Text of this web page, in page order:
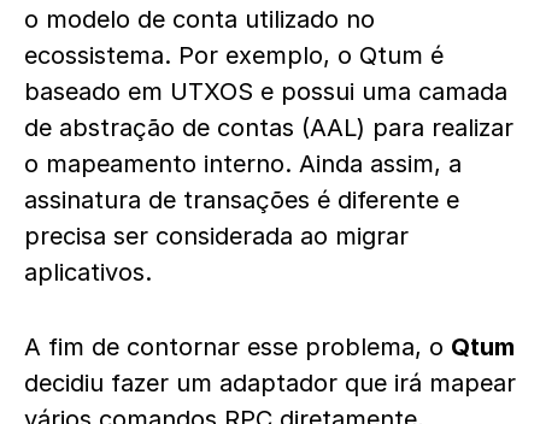
o modelo de conta utilizado no
ecossistema. Por exemplo, o Qtum é
baseado em UTXOS e possui uma camada
de abstração de contas (AAL) para realizar
o mapeamento interno. Ainda assim, a
assinatura de transações é diferente e
precisa ser considerada ao migrar
aplicativos.
A fim de contornar esse problema, o Qtum
decidiu fazer um adaptador que irá mapear